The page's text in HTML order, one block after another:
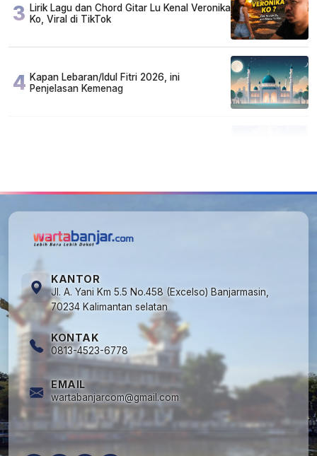
3 Lirik Lagu dan Chord Gitar Lu Kenal Veronika
Ko, Viral di TikTok
4 Kapan Lebaran/Idul Fitri 2026, ini
Penjelasan Kemenag
KANTOR
Jl. A. Yani Km 5.5 No.458 (Excelso) Banjarmasin,
70234 Kalimantan selatan
KONTAK
0813-4523-6778
EMAIL
wartabanjarcom@gmail.com